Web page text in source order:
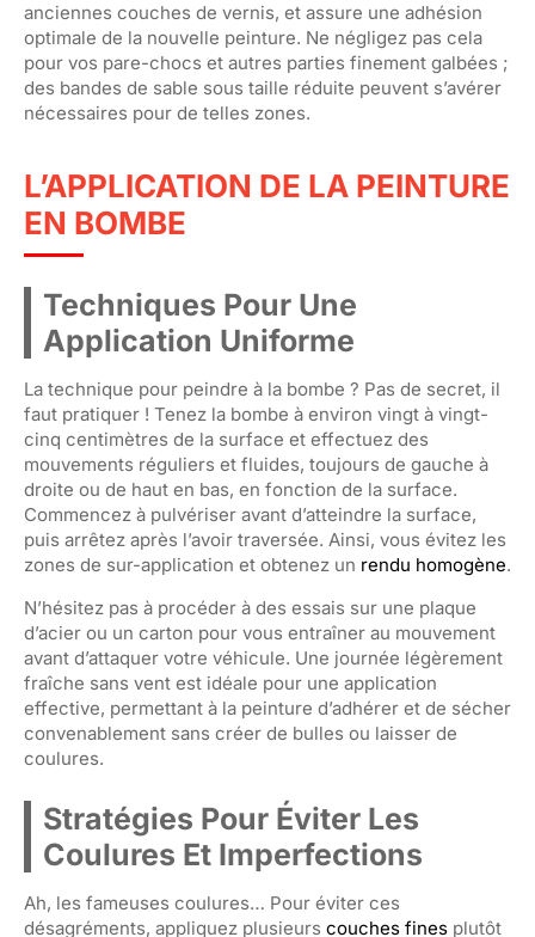
anciennes couches de vernis, et assure une adhésion
optimale de la nouvelle peinture. Ne négligez pas cela
pour vos pare-chocs et autres parties finement galbées ;
des bandes de sable sous taille réduite peuvent s’avérer
nécessaires pour de telles zones.
L’APPLICATION DE LA PEINTURE
EN BOMBE
Techniques Pour Une
Application Uniforme
La technique pour peindre à la bombe ? Pas de secret, il
faut pratiquer ! Tenez la bombe à environ vingt à vingt-
cinq centimètres de la surface et effectuez des
mouvements réguliers et fluides, toujours de gauche à
droite ou de haut en bas, en fonction de la surface.
Commencez à pulvériser avant d’atteindre la surface,
puis arrêtez après l’avoir traversée. Ainsi, vous évitez les
zones de sur-application et obtenez un rendu homogène.
N’hésitez pas à procéder à des essais sur une plaque
d’acier ou un carton pour vous entraîner au mouvement
avant d’attaquer votre véhicule. Une journée légèrement
fraîche sans vent est idéale pour une application
effective, permettant à la peinture d’adhérer et de sécher
convenablement sans créer de bulles ou laisser de
coulures.
Stratégies Pour Éviter Les
Coulures Et Imperfections
Ah, les fameuses coulures… Pour éviter ces
désagréments, appliquez plusieurs couches fines plutôt